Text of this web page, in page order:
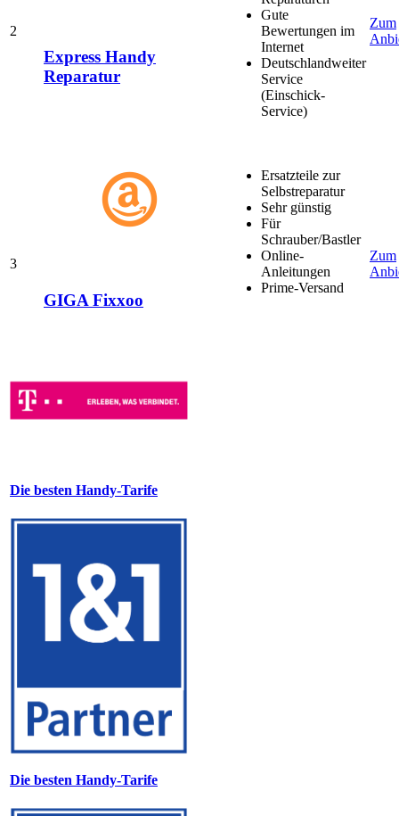
2
Express Handy
Reparatur
Gute
Bewertungen im
Internet
Deutschlandweiter
Service
(Einschick-
Service)
Zum
3
GIGA Fixxoo
Ersatzteile zur
Selbstreparatur
Sehr günstig
Für
Schrauber/Bastler
Online-
Anleitungen
Prime-Versand
Zum
Die besten Handy-Tarife
Die besten Handy-Tarife